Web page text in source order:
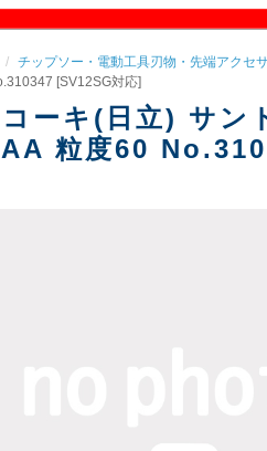
チップソー・電動工具刃物・先端アクセ
[SV12SG対応]
ーキ(日立) サン
AA 粒度60